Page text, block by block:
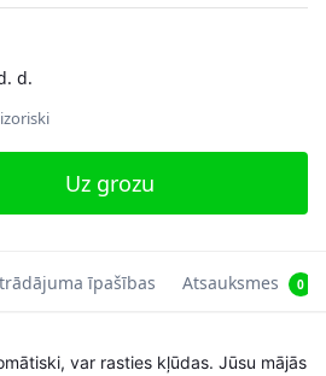
d.
Uz grozu
īpašības Atsauksmes 0
var rasties kļūdas. Jūsu mājās